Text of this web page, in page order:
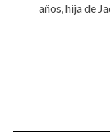
años, hija de